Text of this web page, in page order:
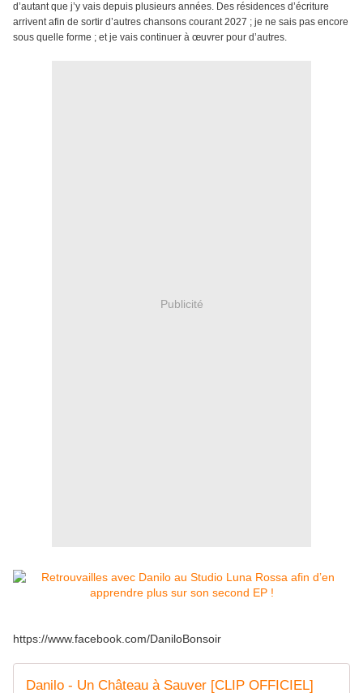
d’autant que j’y vais depuis plusieurs années. Des résidences d’écriture
arrivent afin de sortir d’autres chansons courant 2027 ; je ne sais pas encore
sous quelle forme ; et je vais continuer à œuvrer pour d’autres.
Publicité
https://www.facebook.com/DaniloBonsoir
Danilo - Un Château à Sauver [CLIP OFFICIEL]